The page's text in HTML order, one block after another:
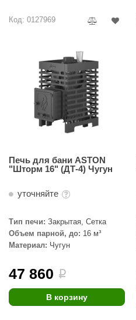
Код: 0127969
Печь для бани ASTON
"Шторм 16" (ДТ-4) Чугун
уточняйте
Тип печи: Закрытая, Сетка
Объем парной, до: 16 м³
Материал: Чугун
47 860 i
В корзину